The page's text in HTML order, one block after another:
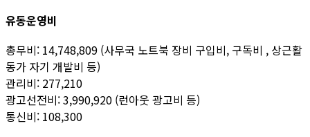
유동운영비
총무비: 14,748,809 (사무국 노트북 장비 구입비, 구독비 , 상근활
동가 자기 개발비 등)
관리비: 277,210
광고선전비: 3,990,920 (런아웃 광고비 등)
통신비: 108,300